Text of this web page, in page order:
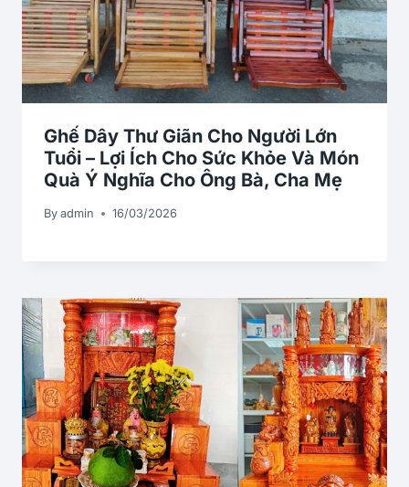
Ghế Dây Thư Giãn Cho Người Lớn
Tuổi – Lợi Ích Cho Sức Khỏe Và Món
Quà Ý Nghĩa Cho Ông Bà, Cha Mẹ
By admin 16/03/2026